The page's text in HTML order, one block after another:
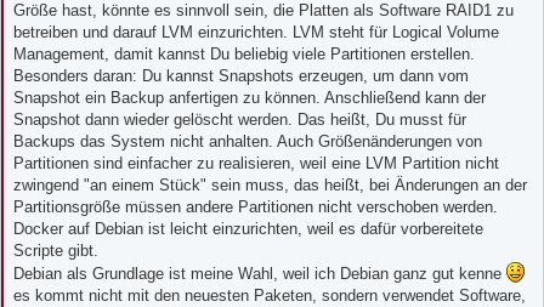
Größe hast, könnte es sinnvoll sein, die Platten als Software RAID1 zu
betreiben und darauf LVM einzurichten. LVM steht für Logical Volume
Management, damit kannst Du beliebig viele Partitionen erstellen.
Besonders daran: Du kannst Snapshots erzeugen, um dann vom
Snapshot ein Backup anfertigen zu können. Anschließend kann der
Snapshot dann wieder gelöscht werden. Das heißt, Du musst für
Backups das System nicht anhalten. Auch Größenänderungen von
Partitionen sind einfacher zu realisieren, weil eine LVM Partition nicht
zwingend "an einem Stück" sein muss, das heißt, bei Änderungen an der
Partitionsgröße müssen andere Partitionen nicht verschoben werden.
Docker auf Debian ist leicht einzurichten, weil es dafür vorbereitete
Scripte gibt.
Debian als Grundlage ist meine Wahl, weil ich Debian ganz gut kenne
es kommt nicht mit den neuesten Paketen, sondern verwendet Software,